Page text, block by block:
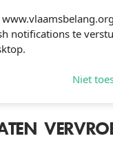
notifications te
Niet